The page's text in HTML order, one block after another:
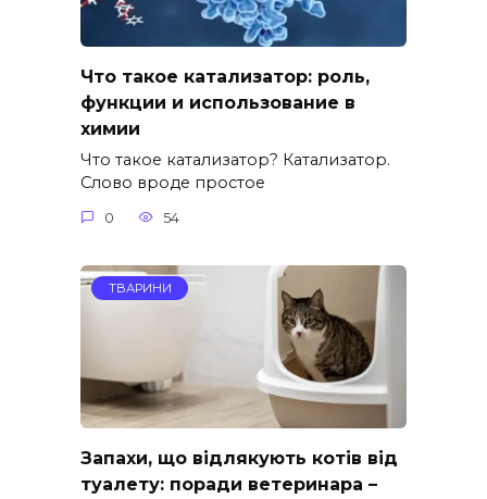
Что такое катализатор: роль,
функции и использование в
химии
Что такое катализатор? Катализатор.
Слово вроде простое
0 54
ТВАРИНИ
Запахи, що відлякують котів від
туалету: поради ветеринара –